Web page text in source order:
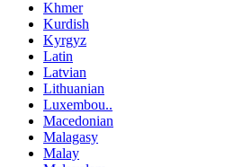
Khmer
Kurdish
Kyrgyz
Latin
Latvian
Lithuanian
Luxembou..
Macedonian
Malagasy
Malay